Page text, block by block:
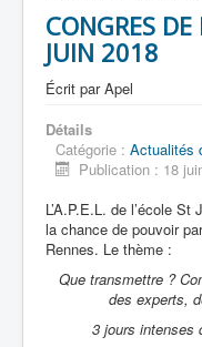
CONGRES
JUIN 2018
Écrit parApel
Détails
Catégorie : Actualités
Publication : 18
L’A.P.E.L. de l’école
la chance de pouvoir
Rennes. Le thème :
Que transmettre ?
des experts,
3 jours intenses